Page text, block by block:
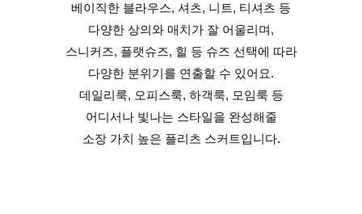
베이직한 블라우스, 셔츠, 니트, 티셔츠 등
다양한 상의와 매치가 잘 어울리며,
스니커즈, 플랫슈즈, 힐 등 슈즈 선택에 따라
다양한 분위기를 연출할 수 있어요.
데일리룩, 오피스룩, 하객룩, 모임룩 등
어디서나 빛나는 스타일을 완성해줄